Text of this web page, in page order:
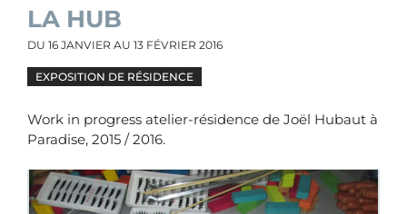
LA HUB
DU 16 JANVIER AU 13 FÉVRIER 2016
EXPOSITION DE RÉSIDENCE
Work in progress atelier-résidence de Joël Hubaut à
Paradise, 2015 / 2016.